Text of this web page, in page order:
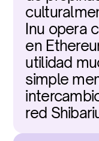
Inu opera
en
utilidad
simple
red